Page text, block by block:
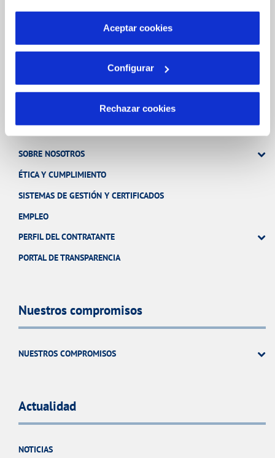
por tanto no se pueden desactivar. Puedes consultar
más información en nuestraPolítica de Cookies
Aceptar cookies
Configurar
Rechazar cookies
SOBRE NOSOTROS
ÉTICA Y CUMPLIMIENTO
SISTEMAS DE GESTIÓN Y CERTIFICADOS
EMPLEO
PERFIL DEL CONTRATANTE
PORTAL DE TRANSPARENCIA
Nuestros compromisos
NUESTROS COMPROMISOS
Actualidad
NOTICIAS